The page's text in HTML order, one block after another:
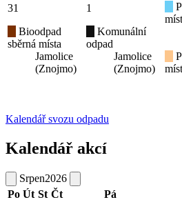
31
Bioodpad
sběrná místa
Jamolice
(Znojmo)
1
Komunální
odpad
Jamolice
(Znojmo)
Kalendář svozu odpadu
Kalendář akcí
Srpen2026
Po Út St Čt Pá